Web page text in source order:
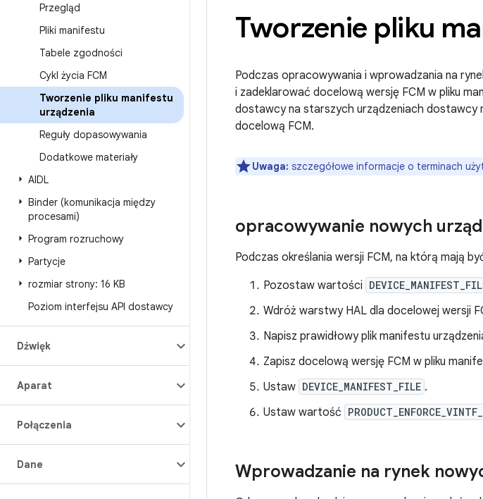
Przegląd
Pliki manifestu
Tabele zgodności
Cykl życia FCM
Tworzenie pliku manifestu
urządzenia
Reguły dopasowywania
Dodatkowe materiały
AIDL
Binder (komunikacja między
procesami)
Program rozruchowy
Partycje
rozmiar strony: 16 KB
Poziom interfejsu API dostawcy
Dźwięk
Aparat
Połączenia
Dane
Tworzenie pliku
Podczas opracowywania i wprowadzania na
i zadeklarować docelową wersję FCM w pliku
dostawcy na starszych urządzeniach dostawcy
docelową FCM.
Uwaga: szczegółowe informacje o terminach
opracowywanie nowych
Podczas określania wersji FCM, na którą mają
Pozostaw wartości
Wdróż warstwy HAL dla docelowej wersji
Napisz prawidłowy plik manifestu
Zapisz docelową wersję FCM w pliku
Ustaw DEVICE_MANIFEST_FILE .
Ustaw wartość
Wprowadzanie na rynek